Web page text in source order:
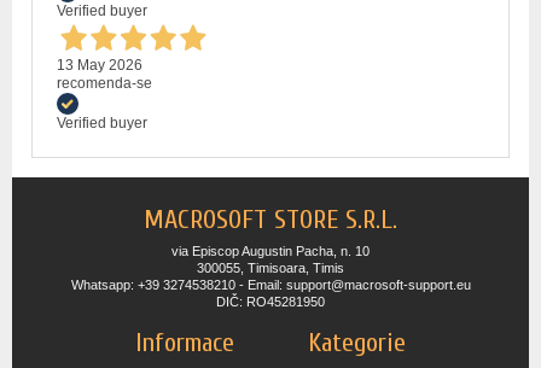
Verified buyer
13 May 2026
recomenda-se
Verified buyer
MACROSOFT STORE S.R.L.
via Episcop Augustin Pacha, n. 10
300055, Timisoara, Timis
Whatsapp: +39 3274538210 - Email: support@macrosoft-support.eu
DIČ: RO45281950
Informace Kategorie